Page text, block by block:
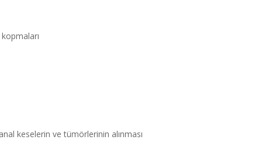
keselerin ve tümörlerinin alınması